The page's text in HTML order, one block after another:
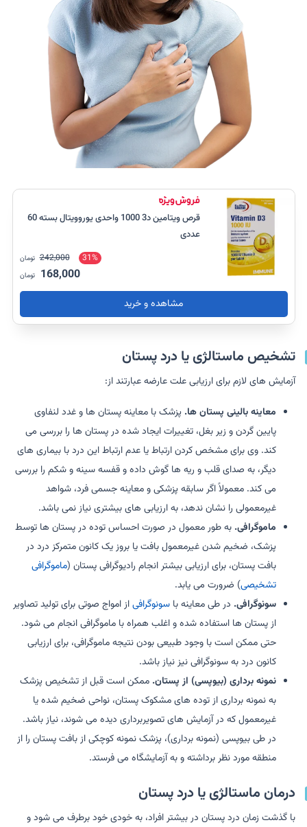
قرص ویتامین د3 1000 واحدی یوروویتال بسته 60
عددی
31%
242,000 تومان
168,000 تومان
مشاهده و خرید
تشخیص ماستالژی یا درد پستان
آزمایش های لازم برای ارزیابی علت عارضه عبارتند از:
معاینه بالینی پستان ها. پزشک با معاینه پستان ها و غدد لنفاوی
پایین گردن و زیر بغل، تغییرات ایجاد شده در پستان ها را بررسی می
کند. وی برای مشخص کردن ارتباط یا عدم ارتباط این درد با بیماری های
دیگر، به صدای قلب و ریه ها گوش داده و قفسه سینه و شکم را بررسی
می کند. معمولاً اگر سابقه پزشکی و معاینه جسمی فرد، شواهد
غیرمعمولی را نشان ندهد، به ارزیابی های بیشتری نیاز نمی باشد.
ماموگرافی. به طور معمول در صورت احساس توده در پستان ها توسط
پزشک، ضخیم شدن غیرمعمول بافت یا بروز یک کانون متمرکز درد در
بافت پستان، برای ارزیابی بیشتر انجام رادیوگرافی پستان (ماموگرافی
تشخیصی) ضرورت می یابد.
سونوگرافی. در طی معاینه باسونوگرافیاز امواج صوتی برای تولید تصاویر
از پستان ها استفاده شده و اغلب همراه با ماموگرافی انجام می شود.
حتی ممکن است با وجود طبیعی بودن نتیجه ماموگرافی، برای ارزیابی
کانون درد به سونوگرافی نیز نیاز باشد.
نمونه برداری (بیوپسی) از پستان. ممکن است قبل از تشخیص پزشک
به نمونه برداری از توده های مشکوک پستان، نواحی ضخیم شده یا
غیرمعمول که در آزمایش های تصویربرداری دیده می شوند، نیاز باشد.
در طی بیوپسی (نمونه برداری)، پزشک نمونه کوچکی از بافت پستان را از
منطقه مورد نظر برداشته و به آزمایشگاه می فرستد.
درمان ماستالژی یا درد پستان
با گذشت زمان درد پستان در بیشتر افراد، به خودی خود برطرف می شود و